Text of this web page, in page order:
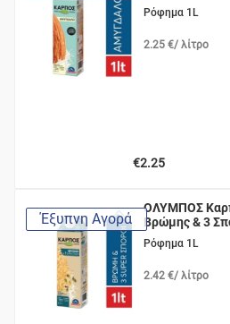
Ρόφημα 1L
2.25 €/ λίτρο
€2.25
Έξυπνη Αγορά
ΟΛΥΜΠΟΣ
Βρώμης & 3
Ρόφημα 1L
2.42 €/ λίτρο